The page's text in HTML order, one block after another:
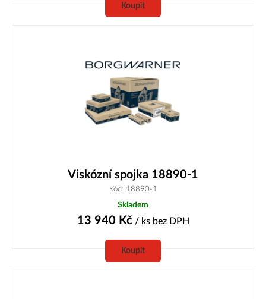
Koupit
Viskózní spojka 18890-1
Kód: 18890-1
Skladem
13 940 Kč/ ks bez DPH
Koupit